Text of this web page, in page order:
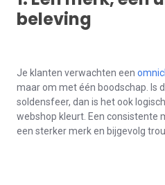
beleving
Je klanten verwachten een
maar om met één boodschap. Is
soldensfeer, dan is het ook
webshop kleurt. Een consistente
een sterker merk en bijgevolg